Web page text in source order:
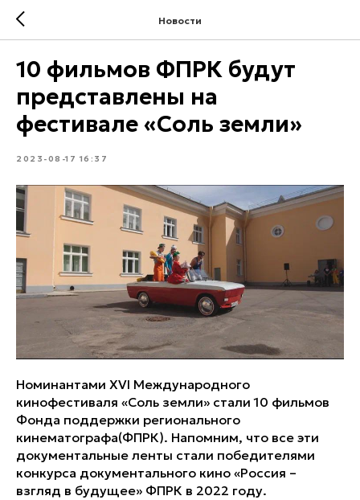
Новости
10 фильмов ФПРК будут
представлены на
фестивале «Соль земли»
2023-08-17 16:37
Номинантами XVI Международного
кинофестиваля «Соль земли» стали 10 фильмов
Фонда поддержки регионального
кинематографа(ФПРК). Напомним, что все эти
документальные ленты стали победителями
конкурса документального кино «Россия –
взгляд в будущее» ФПРК в 2022 году.